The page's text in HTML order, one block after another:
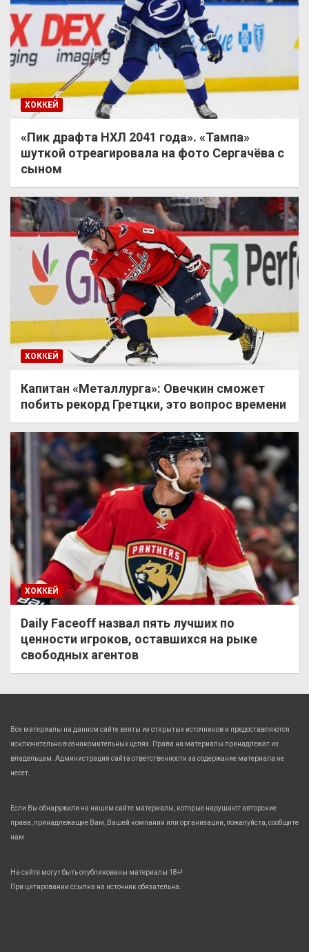
ХОККЕЙ
«Пик драфта НХЛ 2041 года». «Тампа»
шуткой отреагировала на фото Сергачёва с
сыном
ХОККЕЙ
Капитан «Металлурга»: Овечкин сможет
побить рекорд Гретцки, это вопрос времени
ХОККЕЙ
Daily Faceoff назвал пять лучших по
ценности игроков, оставшихся на рыке
свободных агентов
Все материалы на данном сайте взяты из открытых источников и предоставляются
исключительно в ознакомительных целях. Права на материалы принадлежат их
владельцам. Администрация сайта ответственности за содержание материала не
несет.
Если Вы обнаружили на нашем сайте материалы, которые нарушают авторские
права, принадлежащие Вам, Вашей компании или организации, пожалуйста, сообщите
нам.
На сайте могут быть опубликованы материалы 18+!
При цитировании ссылка на источник обязательна.